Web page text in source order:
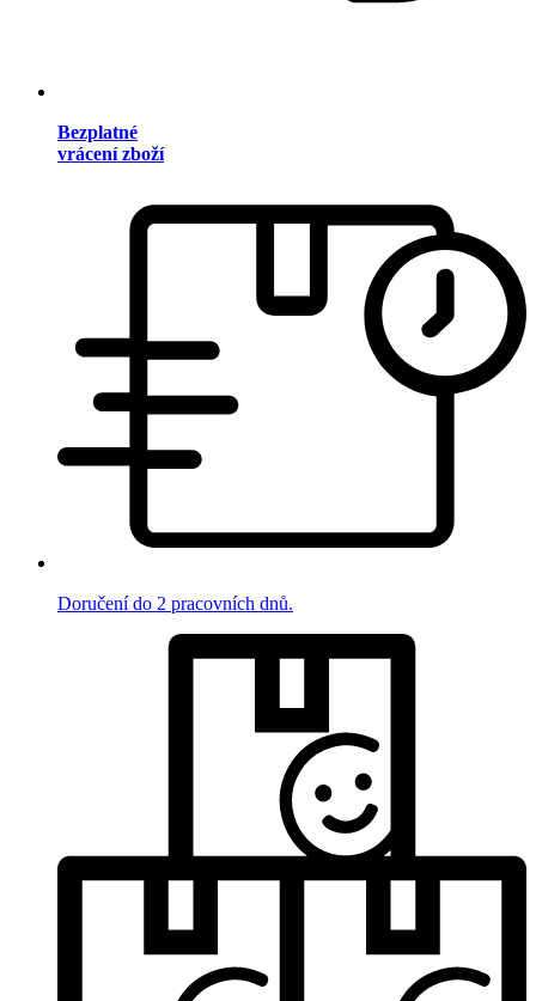
Bezplatné
vrácení zboží
Doručení do 2 pracovních dnů.